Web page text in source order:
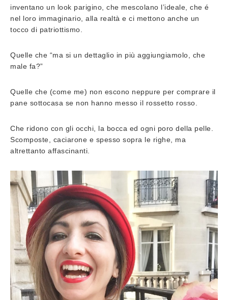
inventano un look parigino, che mescolano l’ideale, che é
nel loro immaginario, alla realtà e ci mettono anche un
tocco di patriottismo.
Quelle che “ma si un dettaglio in più aggiungiamolo, che
male fa?”
Quelle che (come me) non escono neppure per comprare il
pane sottocasa se non hanno messo il rossetto rosso.
Che ridono con gli occhi, la bocca ed ogni poro della pelle.
Scomposte, caciarone e spesso sopra le righe, ma
altrettanto affascinanti.